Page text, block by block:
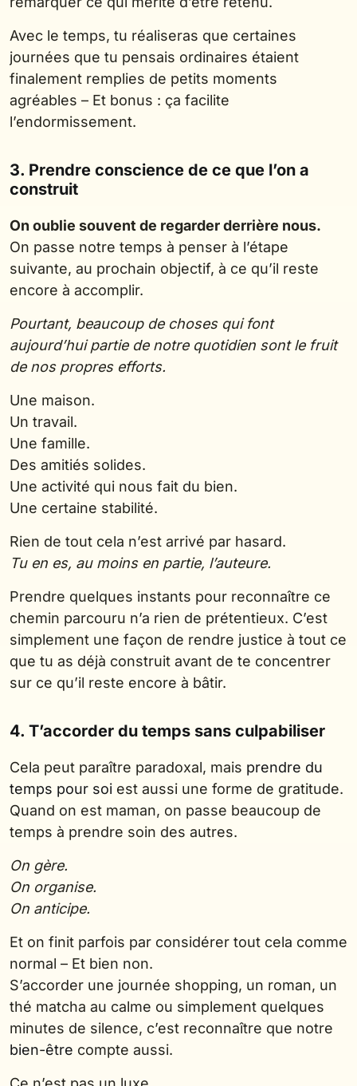
Avec le temps, tu réaliseras que certaines
journées que tu pensais ordinaires étaient
finalement remplies de petits moments
agréables – Et bonus : ça facilite
l’endormissement.
3. Prendre conscience de ce que l’on a
construit
On oublie souvent de regarder derrière nous.
On passe notre temps à penser à l’étape
suivante, au prochain objectif, à ce qu’il reste
encore à accomplir.
Pourtant, beaucoup de choses qui font
aujourd’hui partie de notre quotidien sont le fruit
de nos propres efforts.
Une maison.
Un travail.
Une famille.
Des amitiés solides.
Une activité qui nous fait du bien.
Une certaine stabilité.
Rien de tout cela n’est arrivé par hasard.
Tu en es, au moins en partie, l’auteure.
Prendre quelques instants pour reconnaître ce
chemin parcouru n’a rien de prétentieux. C’est
simplement une façon de rendre justice à tout ce
que tu as déjà construit avant de te concentrer
sur ce qu’il reste encore à bâtir.
4. T’accorder du temps sans culpabiliser
Cela peut paraître paradoxal, mais prendre du
temps pour soi est aussi une forme de gratitude.
Quand on est maman, on passe beaucoup de
temps à prendre soin des autres.
On gère.
On organise.
On anticipe.
Et on finit parfois par considérer tout cela comme
normal – Et bien non.
S’accorder une journée shopping, un roman, un
thé matcha au calme ou simplement quelques
minutes de silence, c’est reconnaître que notre
bien-être compte aussi.